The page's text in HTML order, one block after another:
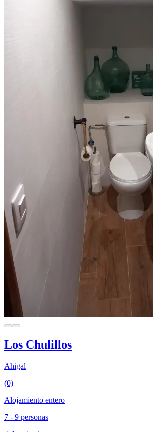
Los Chulillos
Ahigal
(0)
Alojamiento entero
7 - 9 personas